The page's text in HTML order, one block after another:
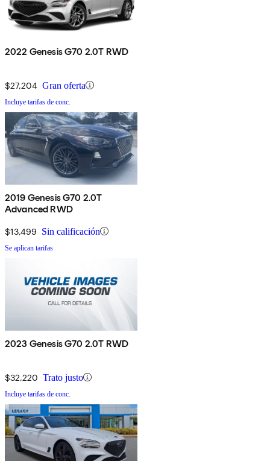
2022 Genesis G70 2.0T RWD
$27,204 Gran oferta
Incluye tarifas de conc.
2019 Genesis G70 2.0T
Advanced RWD
$13,499 Sin calificación
Se aplican tarifas
2023 Genesis G70 2.0T RWD
$32,220 Trato justo
Incluye tarifas de conc.